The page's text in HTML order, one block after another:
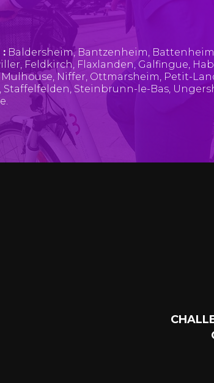
: Baldersheim, Bantzenheim, Battenheim
, Feldkirch, Flaxlanden, Galfingue,
Mulhouse, Niffer, Ottmarsheim, Petit-
, Staffelfelden, Steinbrunn-le-Bas,